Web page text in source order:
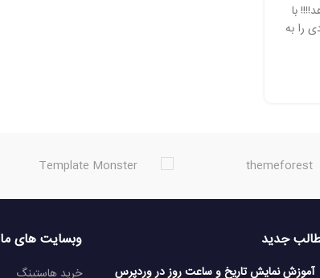
با
را به
جدید
آموزش نمایش تاریخ و ساعت روز در وردپرس
وبسایت های ما
خرید هاستینگ